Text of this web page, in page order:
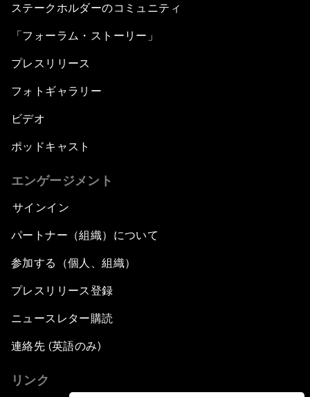
ステークホルダーのコミュニティ
「フォーラム・ストーリー」
プレスリリース
フォトギャラリー
ビデオ
ポッドキャスト
エンゲージメント
サインイン
パートナー（組織）について
参加する（個人、組織）
プレスリリース登録
ニュースレター購読
連絡先 (英語のみ)
リンク